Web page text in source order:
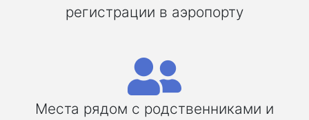
регистрации в аэропорту
Места рядом с родственниками и